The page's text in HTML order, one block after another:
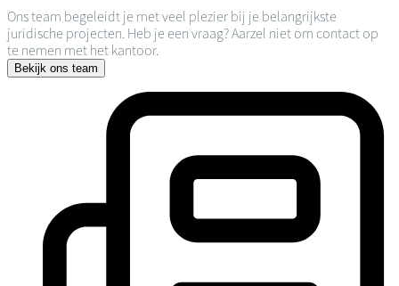
Ons team begeleidt je met veel plezier bij je belangrijkste
juridische projecten. Heb je een vraag? Aarzel niet om contact op
te nemen met het kantoor.
Bekijk ons team